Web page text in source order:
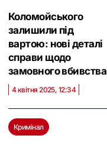
Коломойського
залишили під
вартою: нові деталі
справи щодо
замовного вбивства
4 квітня 2025, 12:34
Кримінал